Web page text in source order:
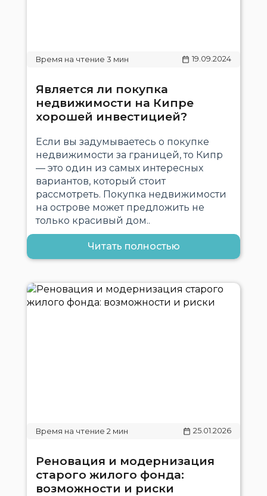
19.09.2024
Является ли покупка
недвижимости на Кипре
хорошей инвестицией?
Если вы задумываетесь о покупке
недвижимости за границей, то Кипр
— это один из самых интересных
вариантов, который стоит
рассмотреть. Покупка недвижимости
на острове может предложить не
только красивый дом..
Читать полностью
25.01.2026
Реновация и модернизация
старого жилого фонда:
возможности и риски